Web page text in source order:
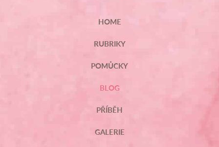
HOME
RUBRIKY
POMŮCKY
BLOG
PŘÍBĚH
GALERIE